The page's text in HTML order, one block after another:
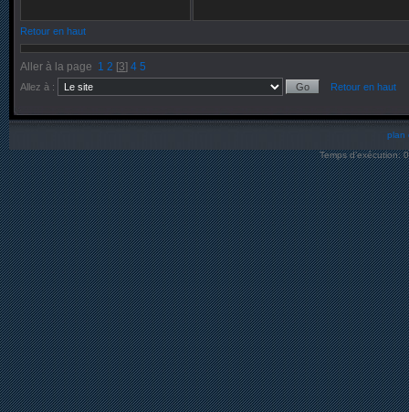
Retour en haut
Aller à la page 1 2 [3] 4 5
Allez à : Retour en haut
plan
Temps d’exécution: